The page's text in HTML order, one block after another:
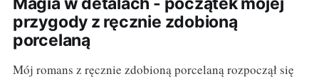
przygody z ręcznie zdobioną
porcelaną
Mój romans z ręcznie zdobioną porcelaną rozpoczął się